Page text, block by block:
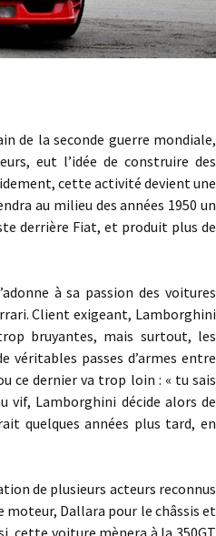
la seconde guerre mondiale,
eut l’idée de construire des
cette activité devient une
au milieu des années 1950 un
derrière Fiat, et produit plus de
à sa passion des voitures
Client exigeant, Lamborghini
bruyantes, mais surtout, les
véritables passes d’armes entre
ce dernier va trop loin : « tu sais
vif, Lamborghini décide alors de
quelques années plus tard, en
de plusieurs acteurs reconnus
Dallara pour le châssis et
cette voiture mènera à la 350GT